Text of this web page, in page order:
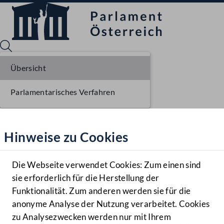
Hilfe
Benutzer
Navigationsmenü öffnen
MENÜ
Hinweise zu Cookies
Die Webseite verwendet Cookies: Zum einen sind
sie erforderlich für die Herstellung der
Funktionalität. Zum anderen werden sie für die
anonyme Analyse der Nutzung verarbeitet. Cookies
zu Analysezwecken werden nur mit Ihrem
Übersicht
Parlamentarisches Verfahren